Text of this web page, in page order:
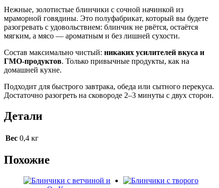
Нежные, золотистые блинчики с сочной начинкой из
мраморной говядины. Это полуфабрикат, который вы будете
разогревать с удовольствием: блинчик не рвётся, остаётся
мягким, а мясо — ароматным и без лишней сухости.
Состав максимально чистый: никаких усилителей вкуса и
ГМО-продуктов. Только привычные продукты, как на
домашней кухне.
Подходит для быстрого завтрака, обеда или сытного перекуса.
Достаточно разогреть на сковороде 2–3 минуты с двух сторон.
Детали
Вес 0,4 кг
Похожие